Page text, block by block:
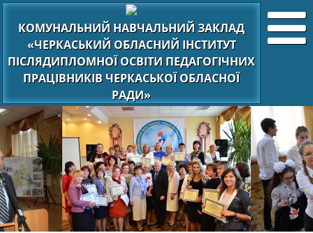
КОМУНАЛЬНИЙ НАВЧАЛЬНИЙ ЗАКЛАД
«ЧЕРКАСЬКИЙ ОБЛАСНИЙ ІНСТИТУТ
ПІСЛЯДИПЛОМНОЇ ОСВІТИ ПЕДАГОГІЧНИХ
ПРАЦІВНИКІВ ЧЕРКАСЬКОЇ ОБЛАСНОЇ
РАДИ»